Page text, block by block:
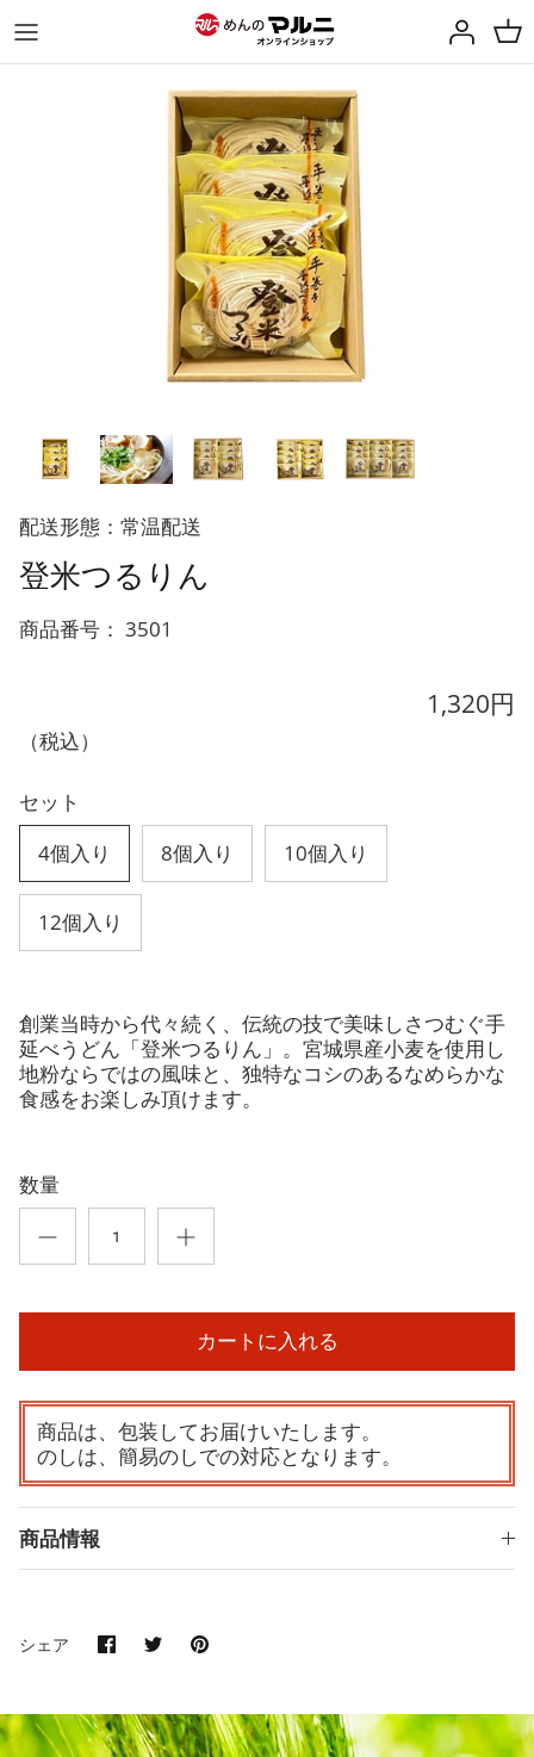
キ
ッ
カテゴリーから探す
飯田商店特集ページ 伊達焼そば
支払方法について
配送方法・送料について
配送形態：常温配送
登米つるりん
商品番号： 3501
1,320円
（税込）
セット
4個入り
8個入り 10個入り
12個入り
創業当時から代々続く、伝統の技で美味しさつむぐ手
延べうどん「登米つるりん」。宮城県産小麦を使用し
地粉ならではの風味と、独特なコシのあるなめらかな
食感をお楽しみ頂けます。
数量
カートに入れる
商品は、包装してお届けいたします。
のしは、簡易のしでの対応となります。
商品情報
シェア Facebook
で
す
る
Twitter
す
る
Pin